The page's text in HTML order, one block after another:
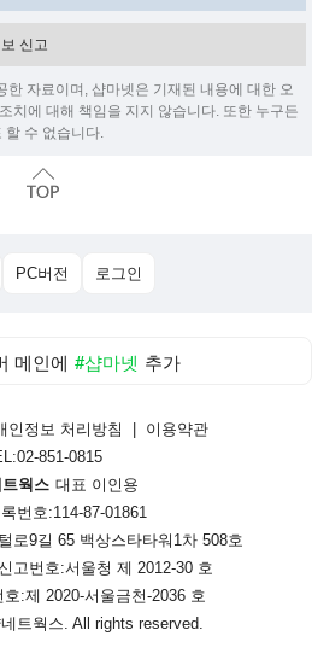
신고
자료이며, 샵마넷은 기재된 내용에 대한 오
치에 대해 책임을 지지 않습니다. 또한 누구든
할 수 없습니다.
PC버전 로그인
메인에 #샵마넷 추가
인정보 처리방침
이용약관
851-0815
웍스 대표 이인용
번호:114-87-01861
로9길 65 백상스타타워1차 508호
고번호:서울청 제 2012-30 호
호:제 2020-서울금천-2036 호
트웍스. All rights reserved.